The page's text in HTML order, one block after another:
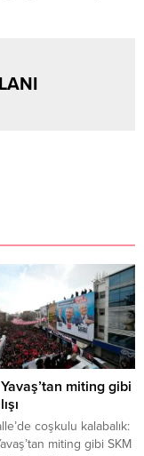
miting gibi
coşkulu kalabalık:
miting gibi SKM